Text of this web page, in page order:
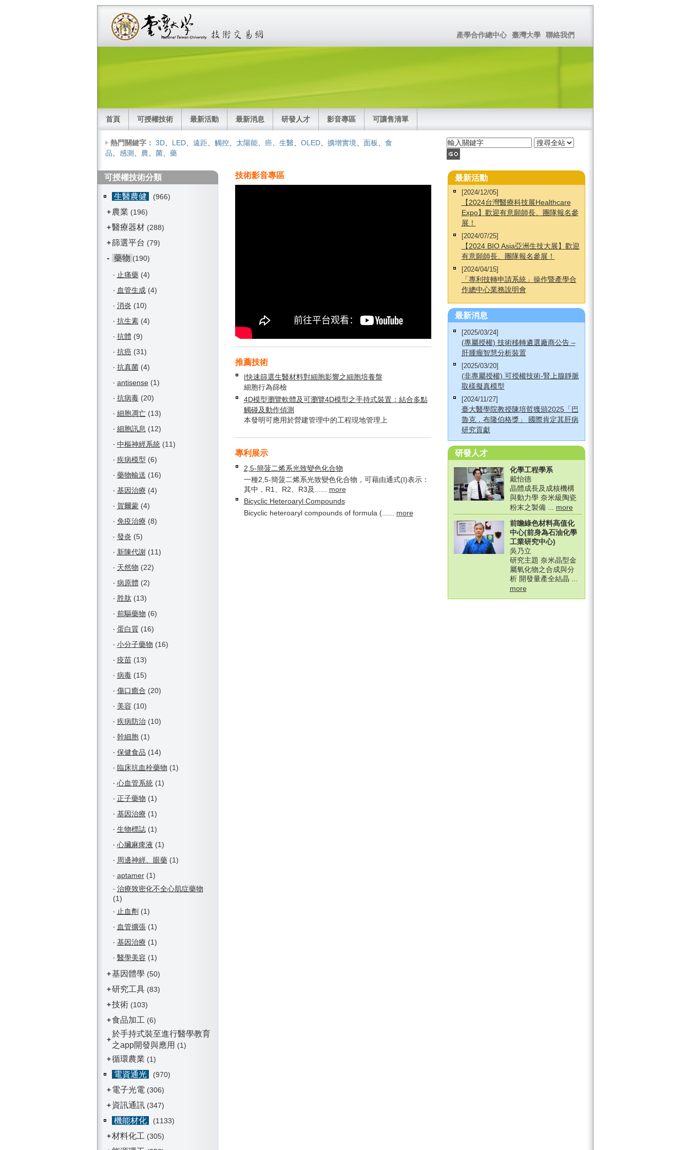
產學合作總中心 臺灣大學 聯絡我們
首頁 可授權技術 最新活動 最新消息 研發人才 影音專區 可讓售清單
熱門關鍵字： 3D、 LED、 遠距、 觸控、 太陽能、 癌、 生醫、 OLED、 擴增實境、 面板、 食
品、 感測 、 農、 菌、 藥
可授權技術分類
生醫農健
(966)
+ 農業 (196)
+醫療器材 (288)
+篩選平台 (79)
- 藥物 (190)
‧ 止痛藥(4)
‧ 血管生成(4)
‧ 消炎 (10)
‧ 抗生素(4)
‧ 抗體 (9)
‧ 抗癌 (31)
‧ 抗真菌(4)
‧ antisense(1)
‧ 抗病毒(20)
‧ 細胞凋亡(13)
‧ 細胞訊息 (12)
‧ 中樞神經系統(11)
‧ 疾病模型 (6)
‧ 藥物輸送 (16)
‧ 基因治療 (4)
‧ 賀爾蒙(4)
‧ 免疫治療 (8)
‧ 發炎 (5)
‧ 新陳代謝(11)
‧ 天然物 (22)
‧ 病原體 (2)
‧ 胜肽(13)
‧ 前驅藥物 (6)
‧ 蛋白質(16)
‧ 小分子藥物 (16)
‧ 疫苗(13)
‧ 病毒(15)
‧ 傷口癒合 (20)
‧ 美容 (10)
‧ 疾病防治(10)
‧ 幹細胞(1)
‧ 保健食品 (14)
‧ 臨床抗血栓藥物 (1)
‧ 心血管系統(1)
‧ 正子藥物 (1)
‧ 基因治療 (1)
‧ 生物標誌(1)
‧ 心臟麻痺液 (1)
‧ 周邊神經、眼藥(1)
‧ aptamer(1)
‧ 治療致密化不全心肌症藥物
(1)
‧ 止血劑 (1)
‧ 血管擴張(1)
‧ 基因治療 (1)
‧ 醫學美容 (1)
+基因體學 (50)
+研究工具(83)
+技術(103)
+食品加工 (6)
+
於手持式裝至進行醫學教育
之app開發與應用 (1)
+循環農業 (1)
電資通光
(970)
+ 電子光電 (306)
+ 資訊通訊(347)
機能材化
(1133)
+材料化工 (305)
技術影音專區
推薦技術
|快速篩選生醫材料對細胞影響之細胞培養盤
細胞行為篩檢
4D模型瀏覽軟體及可瀏覽4D模型之手持式裝置：結合多點
觸碰及動作偵測
本發明可應用於營建管理中的工程現地管理上
專利展示
2,5-簡菠二烯系光致變色化合物
一種2,5-簡菠二烯系光致變色化合物，可藉由通式(I)表示：
其中，R1、R2、R3及...... more
Bicyclic Heteroaryl Compounds
Bicyclic heteroaryl compounds of formula (...... more
最新活動
[2024/12/05]
【2024台灣醫療科技展Healthcare
Expo】歡迎有意願師長、團隊報名參
展！
[2024/07/25]
【2024 BIO Asia亞洲生技大展】歡迎
有意願師長、團隊報名參展！
[2024/04/15]
「專利技轉申請系統」操作暨產學合
作總中心業務說明會
最新消息
[2025/03/24]
(專屬授權) 技術移轉遴選廠商公告 –
肝腫瘤智慧分析裝置
[2025/03/20]
(非專屬授權) 可授權技術-腎上腺靜脈
取樣擬真模型
[2024/11/27]
臺大醫學院教授陳培哲獲頒2025「巴
魯克．布隆伯格獎」 國際肯定其肝病
研究貢獻
研發人才
化學工程學系
戴怡德
晶體成長及成核機構
與動力學 奈米級陶瓷
粉末之製備 ... more
前瞻綠色材料高值化
中心(前身為石油化學
工業研究中心)
吳乃立
研究主題 奈米晶型金
屬氧化物之合成與分
析 開發量產全結晶 ...
more